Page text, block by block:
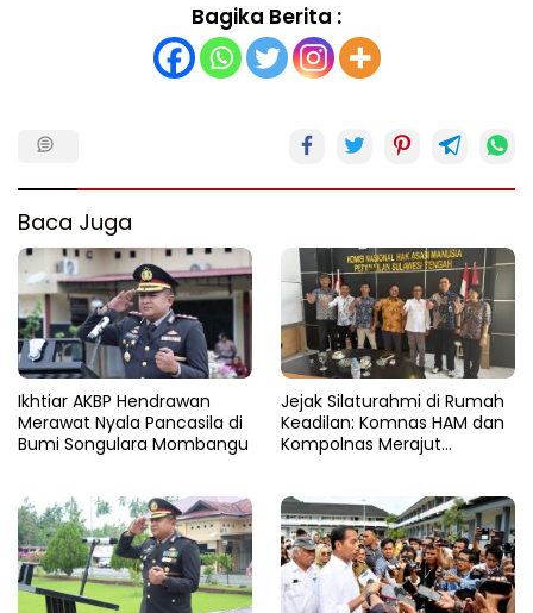
Bagika Berita :
Baca Juga
Ikhtiar AKBP Hendrawan
Merawat Nyala Pancasila di
Bumi Songulara Mombangu
Jejak Silaturahmi di Rumah
Keadilan: Komnas HAM dan
Kompolnas Merajut